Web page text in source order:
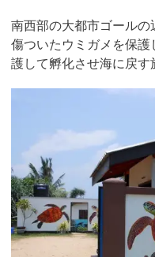
南西部の大都市ゴールの
傷ついたウミガメを保
護して孵化させ海に戻す